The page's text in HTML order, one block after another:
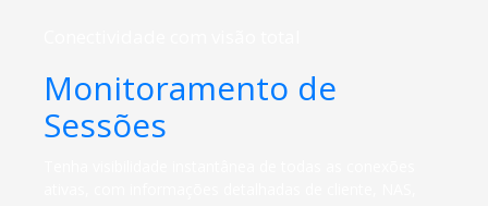
Monitoramento de
Sessões